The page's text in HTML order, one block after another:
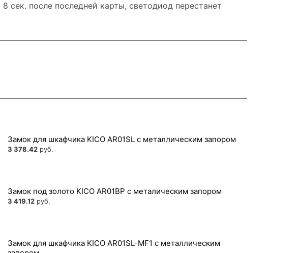
сек. после последней карты, светодиод перестанет
Замок для шкафчика KICO AR01SL с металлическим запором
3 378.42руб.
Замок под золото KICO AR01BP c металическим запором
3 419.12руб.
Замок для шкафчика KICO AR01SL-MF1 c металлическим